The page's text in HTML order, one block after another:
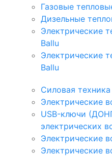
Газовые
Дизельные
Электрические
Ballu
Электрические
Ballu
Силовая техника
Электрические
USB-ключи
электрических
Электрические
Электрические